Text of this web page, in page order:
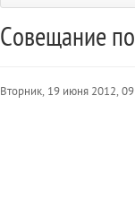
Совещание
Вторник, 19 июня 2012,